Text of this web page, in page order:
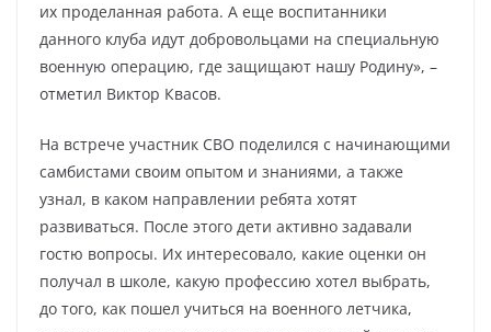
их проделанная работа. А еще воспитанники
данного клуба идут добровольцами на специальную
военную операцию, где защищают нашу Родину», –
отметил Виктор Квасов.
На встрече участник СВО поделился с начинающими
самбистами своим опытом и знаниями, а также
узнал, в каком направлении ребята хотят
развиваться. После этого дети активно задавали
гостю вопросы. Их интересовало, какие оценки он
получал в школе, какую профессию хотел выбрать,
до того, как пошел учиться на военного летчика,